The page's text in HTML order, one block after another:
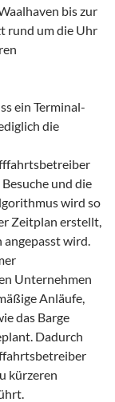
bis zur
rund um die Uhr
ein Terminal-
die
und die
wird so
Zeitplan erstellt,
wird.
Unternehmen
Anläufe,
das Barge
Dadurch
kürzeren